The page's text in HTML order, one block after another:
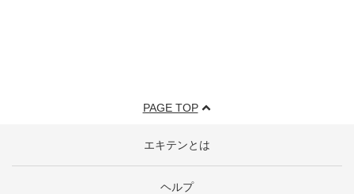
PAGE TOP
エキテンとは
ヘルプ